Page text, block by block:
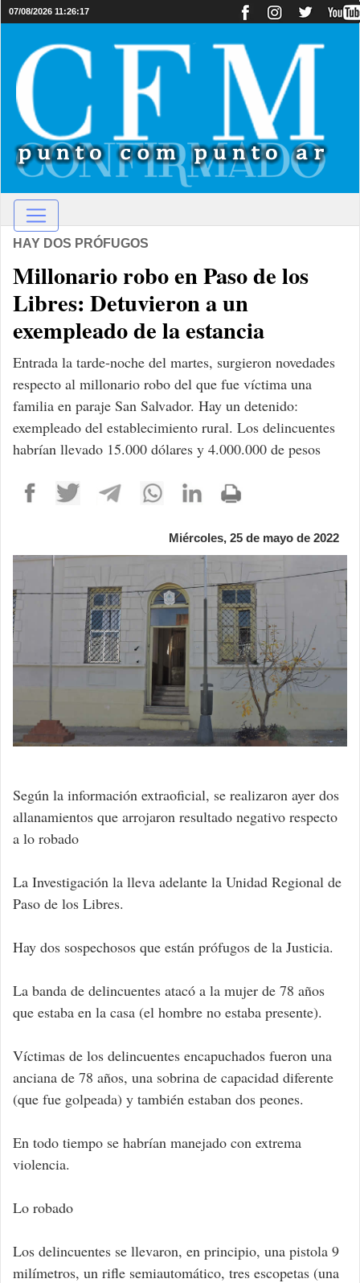
07/08/2026 11:26:17
HAY DOS PRÓFUGOS
Millonario robo en Paso de los
Libres: Detuvieron a un
exempleado de la estancia
Entrada la tarde-noche del martes, surgieron novedades
respecto al millonario robo del que fue víctima una
familia en paraje San Salvador. Hay un detenido:
exempleado del establecimiento rural. Los delincuentes
habrían llevado 15.000 dólares y 4.000.000 de pesos
Miércoles, 25 de mayo de 2022
Según la información extraoficial, se realizaron ayer dos
allanamientos que arrojaron resultado negativo respecto
a lo robado
La Investigación la lleva adelante la Unidad Regional de
Paso de los Libres.
Hay dos sospechosos que están prófugos de la Justicia.
La banda de delincuentes atacó a la mujer de 78 años
que estaba en la casa (el hombre no estaba presente).
Víctimas de los delincuentes encapuchados fueron una
anciana de 78 años, una sobrina de capacidad diferente
(que fue golpeada) y también estaban dos peones.
En todo tiempo se habrían manejado con extrema
violencia.
Lo robado
Los delincuentes se llevaron, en principio, una pistola 9
milímetros, un rifle semiautomático, tres escopetas (una